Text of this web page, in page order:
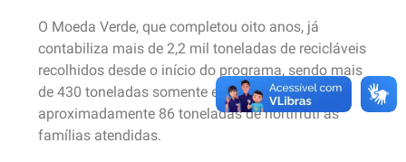
O Moeda Verde, que completou oito anos, já
contabiliza mais de 2,2 mil toneladas de recicláveis
recolhidos desde o início do programa, sendo mais
de 430 toneladas somente em 2025, distribuindo
aproximadamente 86 toneladas de hortifrúti às
famílias atendidas.